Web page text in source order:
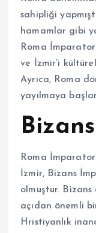
sahipliği
hamamlar gibi
Roma
ve İzmir’i
Ayrıca, Roma
yayılmaya
Roma
İzmir, Bizans
olmuştur.
açıdan önemli
Hristiyanlık